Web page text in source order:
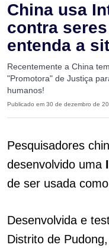
China usa
contra
entenda a
Recentemente a China
"Promotora" de Justiça
humanos!
Publicado em 30 de dezembro de
Pesquisadores
desenvolvido uma
de ser usada
Desenvolvida e
Distrito de